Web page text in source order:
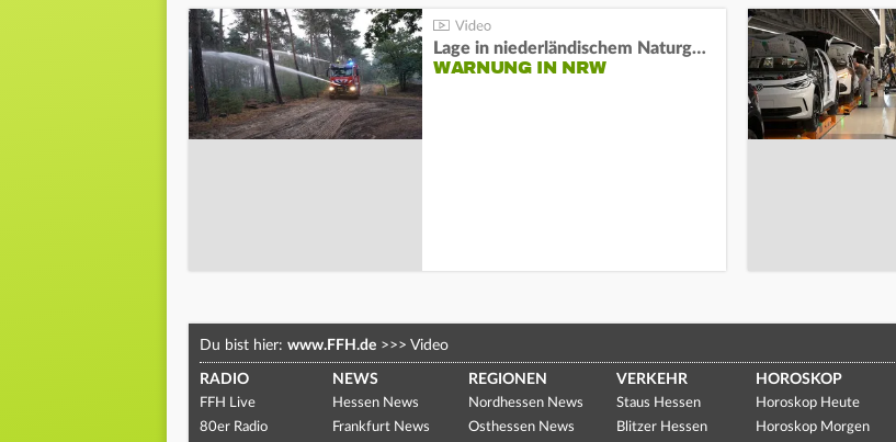
Lage in niederländischem Naturgebiet stabil
WARNUNG IN NRW
Du bist hier: www.FFH.de >>> Video
RADIO
FFH Live
80er Radio
NEWS
Hessen News
Frankfurt News
REGIONEN
Nordhessen News
Osthessen News
VERKEHR
Staus Hessen
Blitzer Hessen
HOROSKOP
Horoskop Heute
Horoskop Morgen